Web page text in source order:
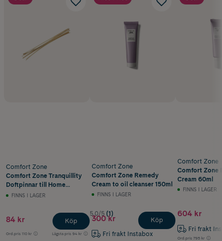
Comfort Zone
Comfort Zone Tranquillity
Doftpinnar till Home
Fragrance 10-pack
FINNS I LAGER
84 kr
Ord.pris 110 kr Lägsta pris 94 kr
Köp
Comfort Zone
Comfort Zone Remedy
Cream to oil cleanser 150ml
FINNS I LAGER
5.0/5 (1)
300 kr
Fri frakt Instabox
Köp
Comfort Zone
Comfort Zone
Cream 60ml
FINNS I LAGER
604 kr
Fri frakt
Ord.pris 795 kr